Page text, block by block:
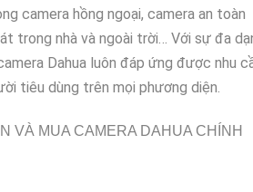
camera hồng ngoại, camera an toàn
trong nhà và ngoài trời… Với sự đa
Dahua luôn đáp ứng được nhu
tiêu dùng trên mọi phương diện.
VÀ MUA CAMERA DAHUA CHÍNH